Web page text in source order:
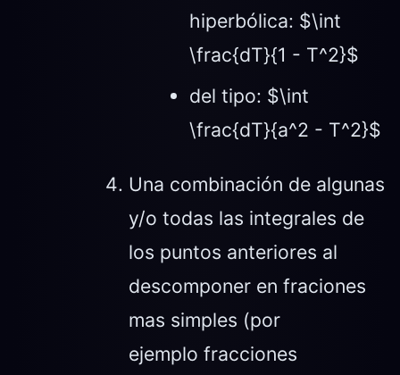
hiperbólica: $\int
\frac{dT}{1 - T^2}$
del tipo: $\int
\frac{dT}{a^2 - T^2}$
Una combinación de algunas
y/o todas las integrales de
los puntos anteriores al
descomponer en fraciones
mas simples (por
ejemplo fracciones